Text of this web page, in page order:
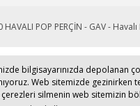
bilgisayarınızda depolanan
Web sitemizde
silmenin web sitemizin
- 2022 www.canotom.com